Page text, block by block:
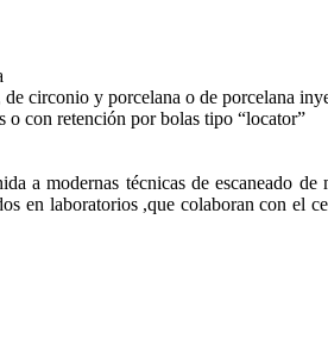
circonio y porcelana o de porcelana
o con retención por bolas tipo “locator”
a modernas técnicas de escaneado
en laboratorios ,que colaboran con el